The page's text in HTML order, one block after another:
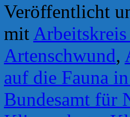
Veröffentlicht
mit
Artenschwund,
auf die Fauna
Bundesamt für